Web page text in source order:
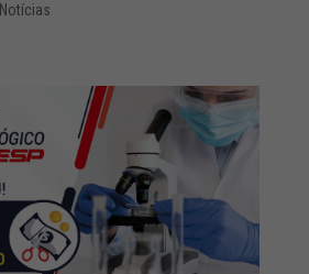
Notícias